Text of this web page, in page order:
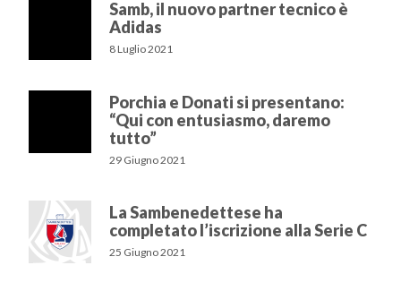
Samb, il nuovo partner tecnico è
Adidas
8 Luglio 2021
Porchia e Donati si presentano:
“Qui con entusiasmo, daremo
tutto”
29 Giugno 2021
La Sambenedettese ha
completato l’iscrizione alla Serie C
25 Giugno 2021